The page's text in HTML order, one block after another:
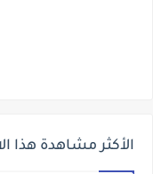
الأكثر مشاهدة هذا